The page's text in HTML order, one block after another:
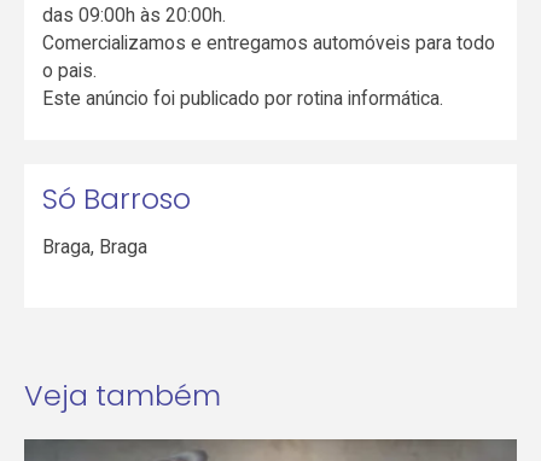
das 09:00h às 20:00h.
Comercializamos e entregamos automóveis para todo
o pais.
Este anúncio foi publicado por rotina informática.
Só Barroso
Braga, Braga
Veja também